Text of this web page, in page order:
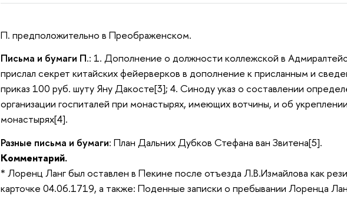
П. предположительно в Преображенском.
Письма и бумаги П.: 1. Дополнение о должности коллежской в
прислал секрет китайских фейерверков в дополнение к присланным и
приказ 100 руб. шуту Яну Дакосте[3]; 4. Синоду указ о составлении
организации госпиталей при монастырях, имеющих вотчины, и об
монастырях[4].
Разные письма и бумаги: План Дальних Дубков Стефана ван Звитена[5].
Комментарий.
* Лоренц Ланг был оставлен в Пекине после отъезда Л.В.Измайлова как
карточке 04.06.1719, а также: Поденные записки о пребывании Лоренца